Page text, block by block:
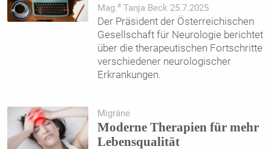
Mag.a Tanja Beck 25.7.2025
Der Präsident der Österreichischen
Gesellschaft für Neurologie berichtet
über die therapeutischen Fortschritte
verschiedener neurologischer
Erkrankungen.
Migräne
Moderne Therapien für mehr
Lebensqualität